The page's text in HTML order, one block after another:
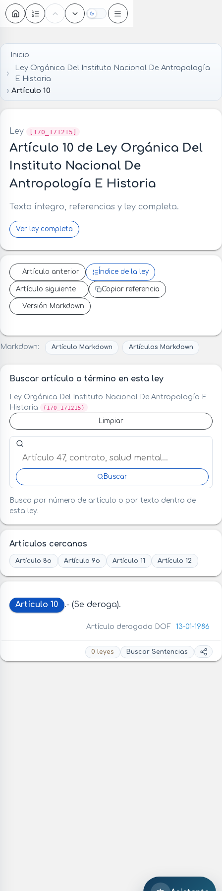
Oscuro
Inicio
Ley Orgánica Del Instituto Nacional De Antropología
E Historia
Artículo 10
Ley [170_171215]
Artículo 10 de Ley Orgánica Del
Instituto Nacional De
Antropología E Historia
Texto íntegro, referencias y ley completa.
Ver ley completa
Artículo anterior Índice de la ley
Artículo siguiente Copiar referencia
Versión Markdown
Markdown: Artículo Markdown Artículos Markdown
Buscar artículo o término en esta ley
Ley Orgánica Del Instituto Nacional De Antropología E
Historia
(170_171215)
Limpiar
Buscar artículo o término en esta ley
Buscar
Busca por número de artículo o por texto dentro de
esta ley.
Artículos cercanos
Artículo 8o Artículo 9o Artículo 11 Artículo 12
Artículo 10 .- (Se deroga).
Artículo derogado DOF 13-01-1986
0 leyes Buscar Sentencias